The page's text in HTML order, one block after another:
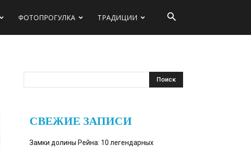
ФОТОПРОГУЛКА ТРАДИЦИИ
СВЕЖИЕ ЗАПИСИ
Замки долины Рейна: 10 легендарных